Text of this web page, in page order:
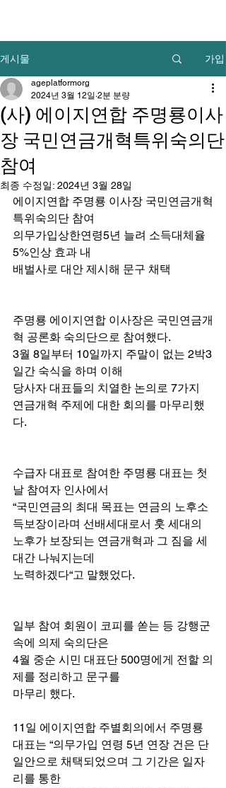
게시물 가입
(사) 에이지연합 주명룡이사
장 국민연금개혁특위숙의단
참여
ageplatformorg
2024년 3월 12일 2분 분량
최종 수정일: 2024년 3월 28일
에이지연합 주명룡 이사장 국민연금개혁
특위숙의단 참여
의무가입상한연령5년 늘려 소득대체율
5%인상 효과 내
배벌사로 대안 제시해 문구 채택
주명룡 에이지연합 이사장은 국민연금개
혁 공론화 숙의단으로 참여했다.
3월 8일부터 10일까지 주말이 없는 2박3
일간 숙식을 하며 이해
당사자 대표들의 치열한 논의로 7가지
연금개혁 주제에 대한 회의를 마무리했
다.
수급자 대표로 참여한 주명룡 대표는 첫
날 참여자 인사에서
“국민연금의 최대 목표는 연금의 노후소
득보장이라며 선배세대로서 훗 세대의
노후가 보장되는 연금개혁과 그 짐을 세
대간 나눠지는데
노력하겠다“고 말했었다.
일부 참여 회원이 코피를 쏟는 등 강행군
속에 의제 숙의단은
4월 중순 시민 대표단 500명에게 전할 의
제를 정리하고 문구를
마무리 했다.
11일 에이지연합 주별회의에서 주명룡
대표는 “의무가입 연령 5년 연장 건은 단
일안으로 채택되었으며 그 기간은 일자
리를 통한